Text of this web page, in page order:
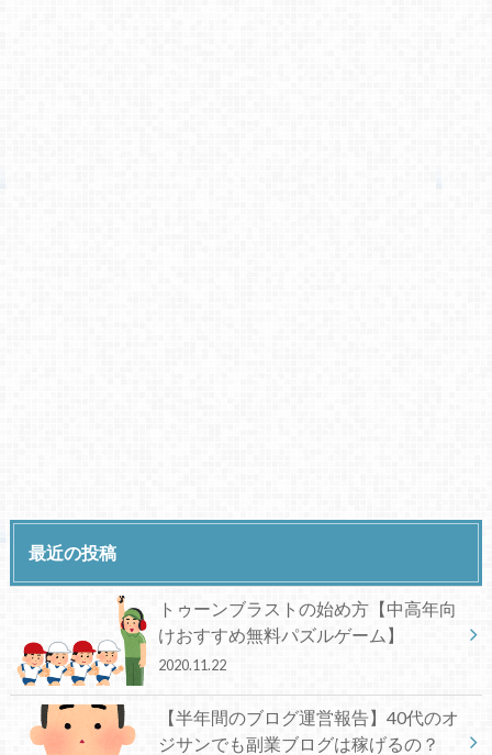
最近の投稿
トゥーンブラストの始め方【中高年向
けおすすめ無料パズルゲーム】
2020.11.22
【半年間のブログ運営報告】40代のオ
ジサンでも副業ブログは稼げるの？